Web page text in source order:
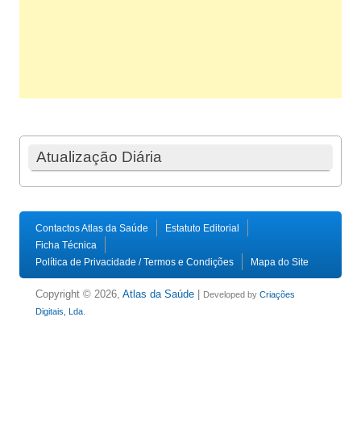
Atualização Diária
Contactos Atlas da Saúde
Estatuto Editorial
Ficha Técnica
Política de Privacidade / Termos e Condições
Mapa do Site
Copyright © 2026, Atlas da Saúde Developed by Criações
Digitais, Lda